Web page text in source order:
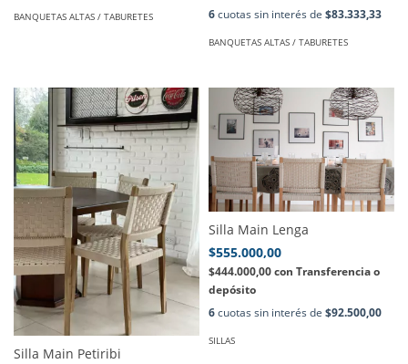
BANQUETAS ALTAS / TABURETES
6cuotas sin interés de $83.333,33
BANQUETAS ALTAS / TABURETES
Silla Main Petiribi
Silla Main Lenga
$555.000,00
$444.000,00con Transferencia o
depósito
6cuotas sin interés de $92.500,00
SILLAS